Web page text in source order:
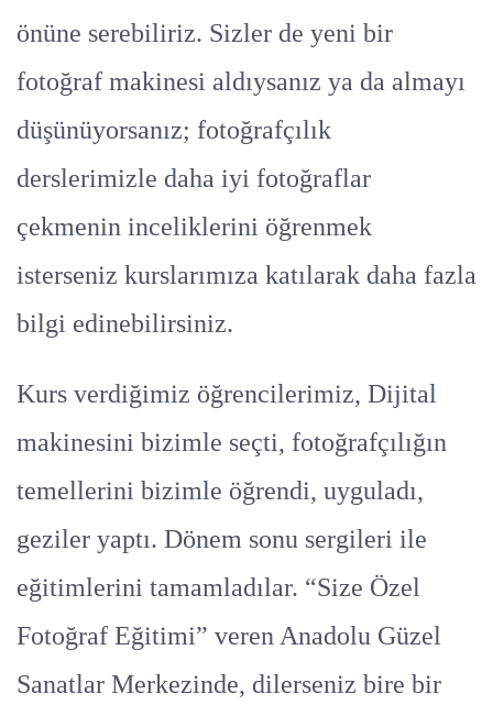
önüne serebiliriz. Sizler de yeni bir
fotoğraf makinesi aldıysanız ya da almayı
düşünüyorsanız; fotoğrafçılık
derslerimizle daha iyi fotoğraflar
çekmenin inceliklerini öğrenmek
isterseniz kurslarımıza katılarak daha fazla
bilgi edinebilirsiniz.
Kurs verdiğimiz öğrencilerimiz, Dijital
makinesini bizimle seçti, fotoğrafçılığın
temellerini bizimle öğrendi, uyguladı,
geziler yaptı. Dönem sonu sergileri ile
eğitimlerini tamamladılar. “Size Özel
Fotoğraf Eğitimi” veren Anadolu Güzel
Sanatlar Merkezinde, dilerseniz bire bir